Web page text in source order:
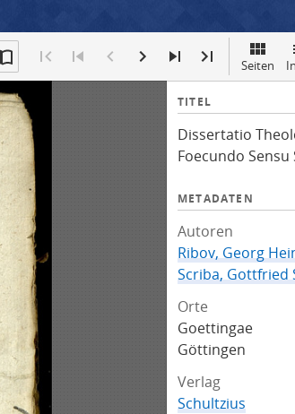
Seiten
I
f
o
TITEL
Dissertatio
Foecundo
METADATEN
Autoren
Ribov, Georg
Scriba, Gottfried
Orte
Goettingae
Göttingen
Verlag
Schultzius